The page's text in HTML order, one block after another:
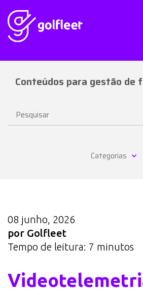
Conteúdos para gestão de
Categorias
08 junho, 2026
por Golfleet
Tempo de leitura: 7 minutos